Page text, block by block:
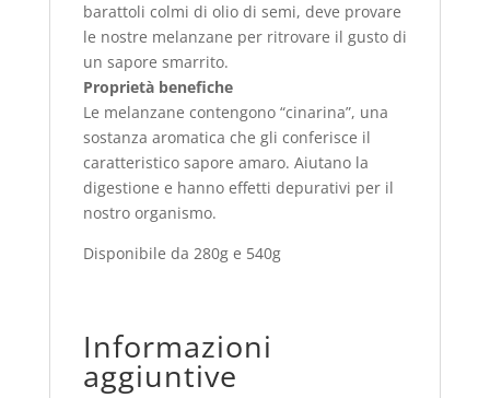
barattoli colmi di olio di semi, deve provare
le nostre melanzane per ritrovare il gusto di
un sapore smarrito.
Proprietà benefiche
Le melanzane contengono “cinarina”, una
sostanza aromatica che gli conferisce il
caratteristico sapore amaro. Aiutano la
digestione e hanno effetti depurativi per il
nostro organismo.
Disponibile da 280g e 540g
Informazioni
aggiuntive